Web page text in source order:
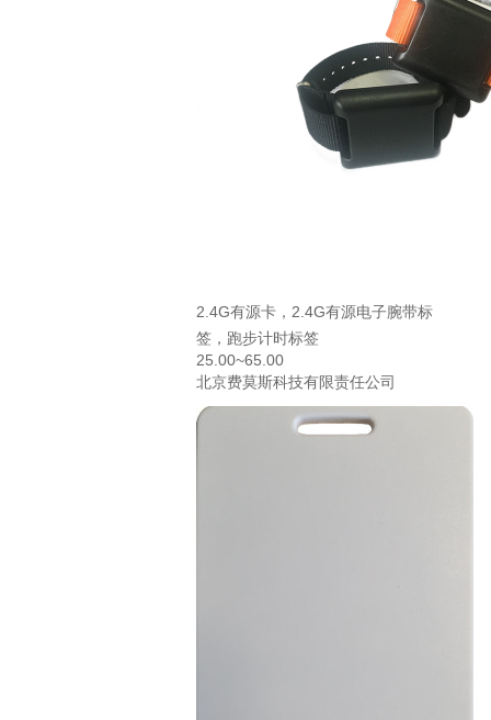
2.4G有源卡，2.4G有源电子腕带标
签，跑步计时标签
25.00~65.00
北京费莫斯科技有限责任公司